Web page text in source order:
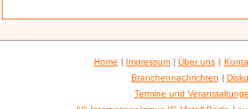
Home | Impressum | Über uns |
Branchennachrichten |
Termine und